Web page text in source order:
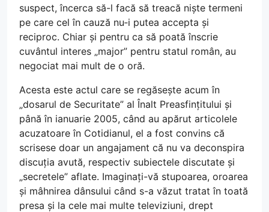
suspect, încerca să-l facă să treacă niște termeni
pe care cel în cauză nu‑i putea accepta și
reciproc. Chiar și pentru ca să poată înscrie
cuvântul interes „major” pentru statul român, au
negociat mai mult de o oră.
Acesta este actul care se regăsește acum în
„dosarul de Securitate” al Înalt Preasfințitului și
până în ianuarie 2005, când au apărut articolele
acuzatoare în Cotidianul, el a fost convins că
scrisese doar un angajament că nu va deconspira
discuția avută, respectiv subiectele discutate și
„secretele” aflate. Imaginați-vă stupoarea, oroarea
și mâhnirea dânsului când s-a văzut tratat în toată
presa și la cele mai multe televiziuni, drept